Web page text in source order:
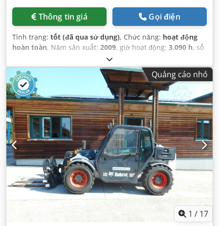
Thông tin giá Gọi điện
Tình trạng: tốt (đã qua sử dụng), Chức năng: hoạt động
hoàn toàn, Năm sản xuất: 2009, giờ hoạt động: 3.090 h, số
A5GU35248,
Quảng cáo nhỏ
1 / 17